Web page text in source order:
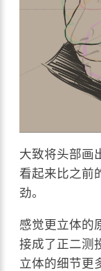
大致将头部画
看起来比之前
劲。
感觉更立体的
接成了正二测
立体的细节更